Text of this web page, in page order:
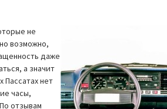
не
возможно,
даже
а значит
Пассатах нет
часы,
отзывам